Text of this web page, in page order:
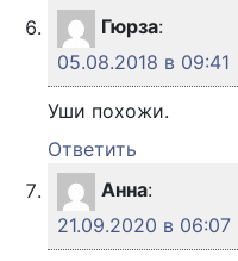
Гюрза:
05.08.2018 в 09:41
Уши похожи.
Ответить
Анна:
21.09.2020 в 06:07